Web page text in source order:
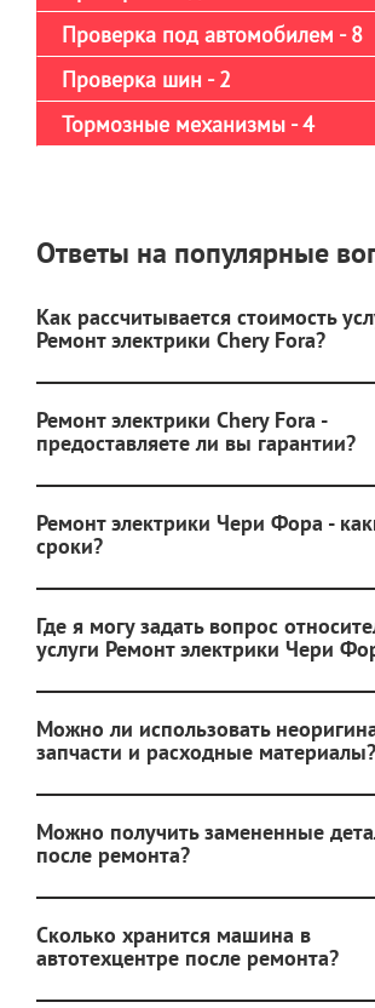
Проверка под автомобилем - 8
Проверка шин - 2
Тормозные механизмы - 4
Ответы на популярные
Как рассчитывается стоимость
Ремонт электрики Chery Fora?
Ремонт электрики Chery Fora -
предоставляете ли вы гарантии?
Ремонт электрики Чери Фора -
сроки?
Где я могу задать вопрос
услуги Ремонт электрики Чери
Можно ли использовать
запчасти и расходные материалы?
Можно получить замененные
после ремонта?
Сколько хранится машина в
автотехцентре после ремонта?